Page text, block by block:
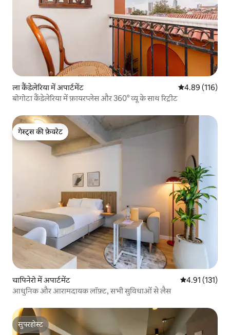
ला कैंडेलेरिया में अपार्टमेंट औसत रेटिंग 5 में से
4.89 (116)
बोगोटा कैंडेलेरिया में फ़ायरप्लेस और 360° व्यू के साथ रिट्रीट
गेस्ट्स की फ़ेवरेट
गेस्ट्स की फ़ेवरेट
चापिनेरो में अपार्टमेंट औसत रेटिंग 5 में से
4.91 (131)
आधुनिक और आरामदायक लॉफ़्ट, सभी सुविधाओं से लैस
सुपरहोस्ट
सुपरहोस्ट